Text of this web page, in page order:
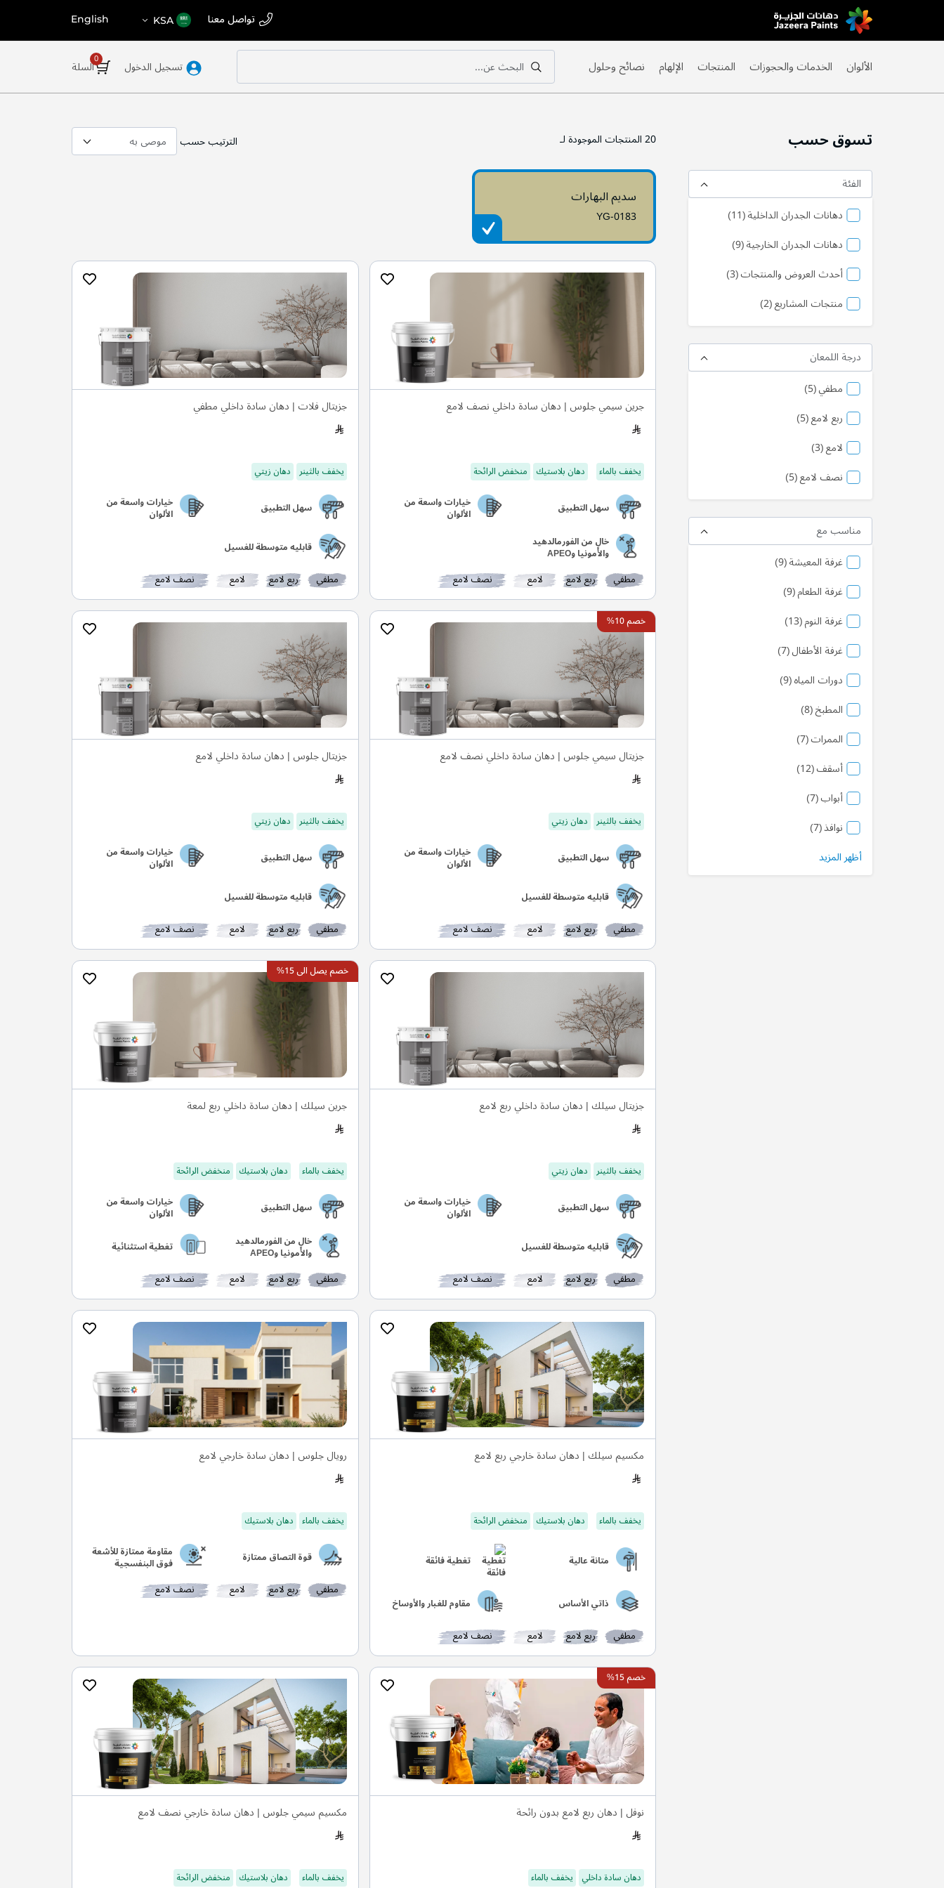
Skip
to
تواصل معنا اختر
المتجر
KSA
English
السلة تسجيل الدخول
بحث
البحث عن...
بحث الألوان الخدمات والحجوزات المنتجات الإلهام نصائح وحلول
20المنتجات الموجودة لـ الترتيب حسب
سديم البهارات
YG-0183
جرين سيمي جلوس | دهان سادة داخلي نصف لامع
يخفف بالماء دهان بلاستيك منخفض الرائحة
سهل التطبيق خيارات واسعة من
الألوان
خالٍ من الفورمالدهيد
والأمونيا وAPEO
مطفي ربع لامع لامع نصف لامع
جزيتال فلات | دهان سادة داخلي مطفي
يخفف بالثينر دهان زيتي
سهل التطبيق خيارات واسعة من
الألوان
قابليه متوسطة للغسيل
مطفي ربع لامع لامع نصف لامع
خصم 10%
جزيتال سيمي جلوس | دهان سادة داخلي نصف لامع
يخفف بالثينر دهان زيتي
سهل التطبيق خيارات واسعة من
الألوان
قابليه متوسطة للغسيل
مطفي ربع لامع لامع نصف لامع
جزيتال جلوس | دهان سادة داخلي لامع
يخفف بالثينر دهان زيتي
سهل التطبيق خيارات واسعة من
الألوان
قابليه متوسطة للغسيل
مطفي ربع لامع لامع نصف لامع
جزيتال سيلك | دهان سادة داخلي ربع لامع
يخفف بالثينر دهان زيتي
سهل التطبيق خيارات واسعة من
الألوان
قابليه متوسطة للغسيل
مطفي ربع لامع لامع نصف لامع
خصم يصل الى 15%
جرين سيلك | دهان سادة داخلي ربع لمعة
يخفف بالماء دهان بلاستيك منخفض الرائحة
سهل التطبيق خيارات واسعة من
الألوان
خالٍ من الفورمالدهيد
والأمونيا وAPEO تغطية استثنائية
مطفي ربع لامع لامع نصف لامع
مكسيم سيلك | دهان سادة خارجي ربع لامع
يخفف بالماء دهان بلاستيك منخفض الرائحة
متانة عالية تغطية فائقة
ذاتي الأساس مقاوم للغبار والأوساخ
مطفي ربع لامع لامع نصف لامع
رويال جلوس | دهان سادة خارجي لامع
يخفف بالماء دهان بلاستيك
قوة التصاق ممتازة مقاومة ممتازة للأشعة
فوق البنفسجية
مطفي ربع لامع لامع نصف لامع
خصم 15%
نوفل | دهان ربع لامع بدون رائحة
دهان سادة داخلي يخفف بالماء
مكسيم سيمي جلوس | دهان سادة خارجي نصف لامع
يخفف بالماء دهان بلاستيك منخفض الرائحة
تسوق حسب
الفئة
دهانات الجدران الداخلية 11منتج
دهانات الجدران الخارجية 9منتج
أحدث العروض والمنتجات 3منتج
منتجات المشاريع 2منتج
درجة اللمعان
مطفي 5منتج
ربع لامع 5منتج
لامع 3منتج
نصف لامع 5منتج
مناسب مع
غرفة المعيشة 9منتج
غرفة الطعام 9منتج
غرفة النوم 13منتج
غرفة الأطفال 7منتج
دورات المياه 9منتج
المطبخ 8منتج
الممرات 7منتج
أسقف 12منتج
أبواب 7منتج
نوافذ 7منتج
أظهر المزيد